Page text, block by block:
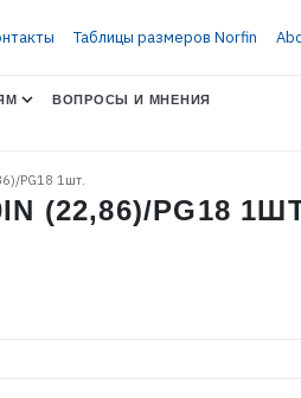
Таблицы размеров Norfin
ВОПРОСЫ И МНЕНИЯ
PG18 1шт.
(22,86)/PG18